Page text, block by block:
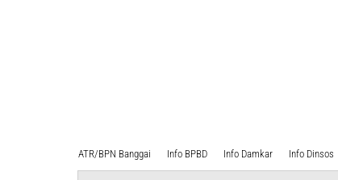
ATR/BPN Banggai Info BPBD Info Damkar Info Dinsos